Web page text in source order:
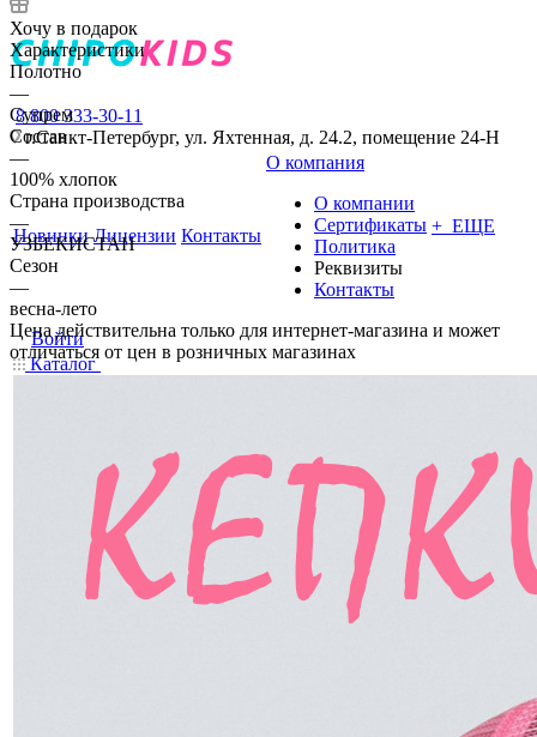
8 800 333-30-11
г.Санкт-Петербург, ул. Яхтенная, д. 24.2, помещение 24-Н
Новинки Лицензии Контакты
О компания
О компании
Сертификаты
Политика
Реквизиты
Контакты
+ ЕЩЕ
Войти
Каталог
Хочу в подарок
Характеристики
Полотно
—
Супрем
Состав
—
100% хлопок
Страна производства
—
УЗБЕКИСТАН
Сезон
—
весна-лето
Цена действительна только для интернет-магазина и может
отличаться от цен в розничных магазинах